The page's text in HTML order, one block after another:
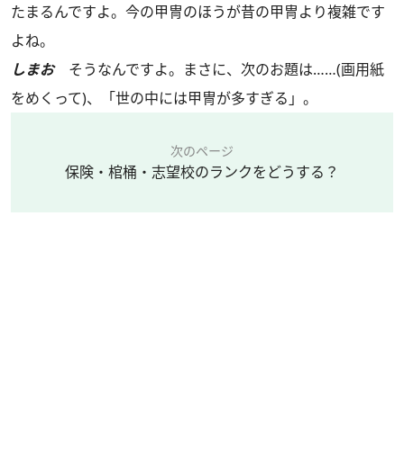
たまるんですよ。今の甲冑のほうが昔の甲冑より複雑です
よね。
しまおそうなんですよ。まさに、次のお題は……(画用紙
をめくって)、「世の中には甲冑が多すぎる」。
次のページ
保険・棺桶・志望校のランクをどうする？